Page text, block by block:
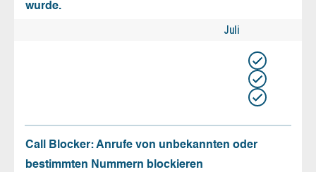
wurde.
Juli
Call Blocker: Anrufe von unbekannten oder
bestimmten Nummern blockieren